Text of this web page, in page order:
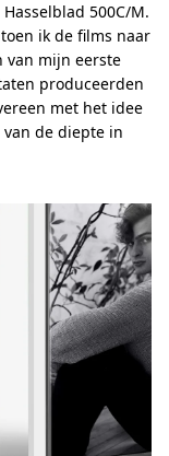
500C/M.
ik de films naar
van mijn eerste
produceerden
met het idee
de diepte in